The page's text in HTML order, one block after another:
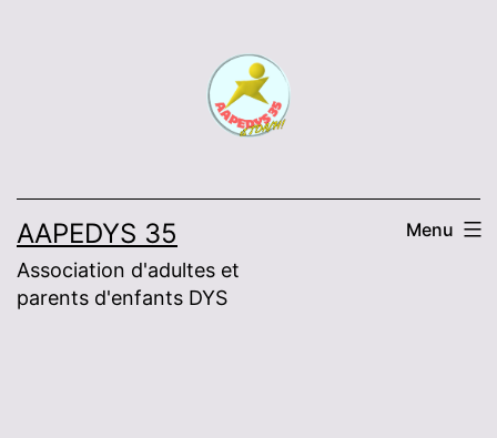
AAPEDYS 35
Association d'adultes et
parents d'enfants DYS
Menu